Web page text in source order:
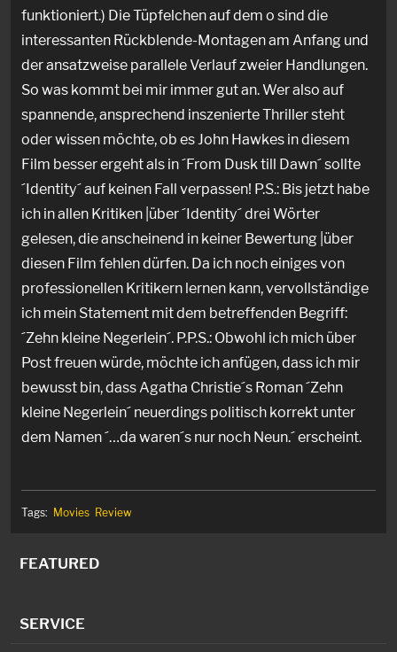
funktioniert.) Die Tüpfelchen auf dem o sind die
interessanten Rückblende-Montagen am Anfang und
der ansatzweise parallele Verlauf zweier Handlungen.
So was kommt bei mir immer gut an. Wer also auf
spannende, ansprechend inszenierte Thriller steht
oder wissen möchte, ob es John Hawkes in diesem
Film besser ergeht als in ´From Dusk till Dawn´ sollte
´Identity´ auf keinen Fall verpassen! P.S.: Bis jetzt habe
ich in allen Kritiken |über ´Identity´ drei Wörter
gelesen, die anscheinend in keiner Bewertung |über
diesen Film fehlen dürfen. Da ich noch einiges von
professionellen Kritikern lernen kann, vervollständige
ich mein Statement mit dem betreffenden Begriff:
´Zehn kleine Negerlein´. P.P.S.: Obwohl ich mich über
Post freuen würde, möchte ich anfügen, dass ich mir
bewusst bin, dass Agatha Christie´s Roman ´Zehn
kleine Negerlein´ neuerdings politisch korrekt unter
dem Namen ´…da waren´s nur noch Neun.´ erscheint.
Tags: Movies Review
FEATURED
SERVICE